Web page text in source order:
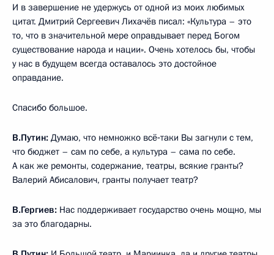
И в завершение не удержусь от одной из моих любимых
цитат. Дмитрий Сергеевич Лихачёв писал: «Культура – это
то, что в значительной мере оправдывает перед Богом
существование народа и нации». Очень хотелось бы, чтобы
у нас в будущем всегда оставалось это достойное
оправдание.
Спасибо большое.
В.Путин: Думаю, что немножко всё‑таки Вы загнули с тем,
что бюджет – сам по себе, а культура – сама по себе.
А как же ремонты, содержание, театры, всякие гранты?
Валерий Абисалович, гранты получает театр?
В.Гергиев: Нас поддерживает государство очень мощно, мы
за это благодарны.